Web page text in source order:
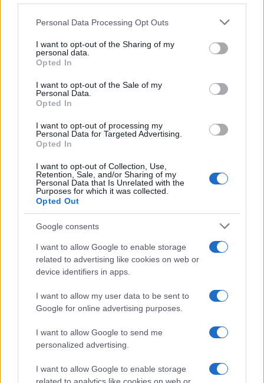
This information may also be disclosed by us to third parties
disclose it to other third parties.
Please note that this website/app uses one or more Google
services and may gather and store information including but
not limited to your visit or usage behaviour. You may click to
grant or deny consent to Google and its third-party tags to
consent section.
Personal Data Processing Opt Outs
I want to opt-out of the Sharing of my
personal data.
Opted In
I want to opt-out of the Sale of my
Personal Data.
Opted In
I want to opt-out of processing my
Personal Data for Targeted Advertising.
Opted In
I want to opt-out of Collection, Use,
Retention, Sale, and/or Sharing of my
Personal Data that Is Unrelated with the
Purposes for which it was collected.
Opted Out
Google consents
I want to allow Google to enable storage
related to advertising like cookies on web or
device identifiers in apps.
I want to allow my user data to be sent to
Google for online advertising purposes.
I want to allow Google to send me
personalized advertising.
I want to allow Google to enable storage